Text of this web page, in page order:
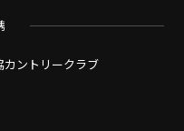
カントリークラブ